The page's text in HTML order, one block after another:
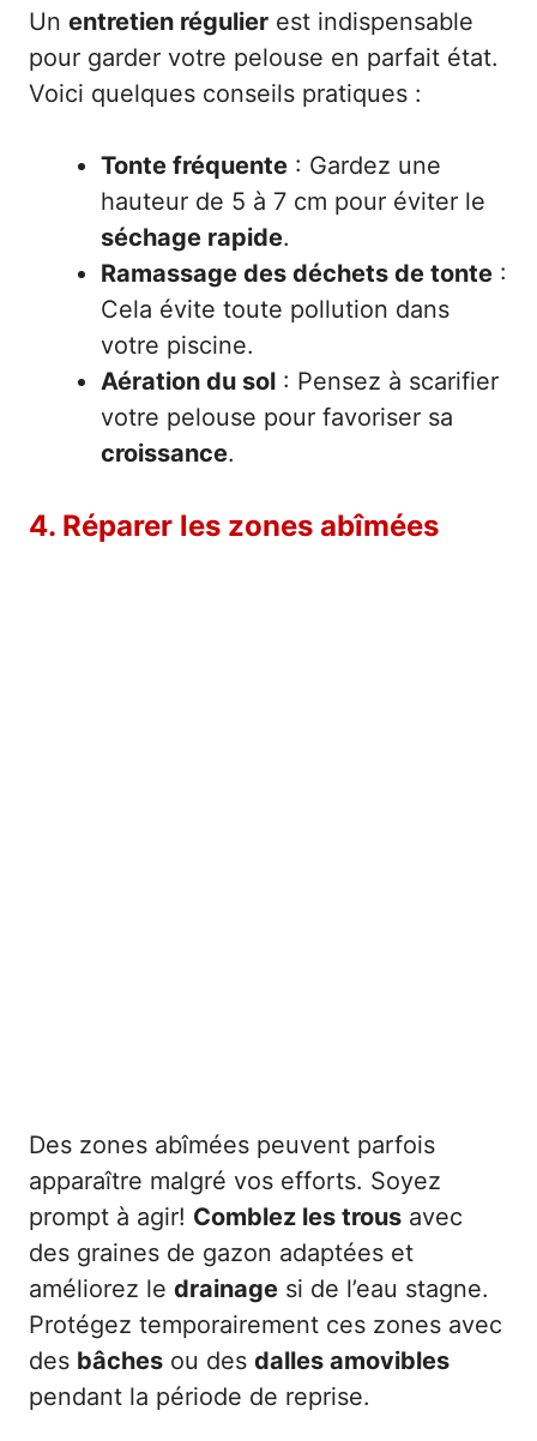
Un entretien régulier est indispensable
pour garder votre pelouse en parfait état.
Voici quelques conseils pratiques :
Tonte fréquente : Gardez une
hauteur de 5 à 7 cm pour éviter le
séchage rapide.
Ramassage des déchets de tonte :
Cela évite toute pollution dans
votre piscine.
Aération du sol : Pensez à scarifier
votre pelouse pour favoriser sa
croissance.
4. Réparer les zones abîmées
Des zones abîmées peuvent parfois
apparaître malgré vos efforts. Soyez
prompt à agir! Comblez les trous avec
des graines de gazon adaptées et
améliorez le drainage si de l’eau stagne.
Protégez temporairement ces zones avec
des bâches ou des dalles amovibles
pendant la période de reprise.